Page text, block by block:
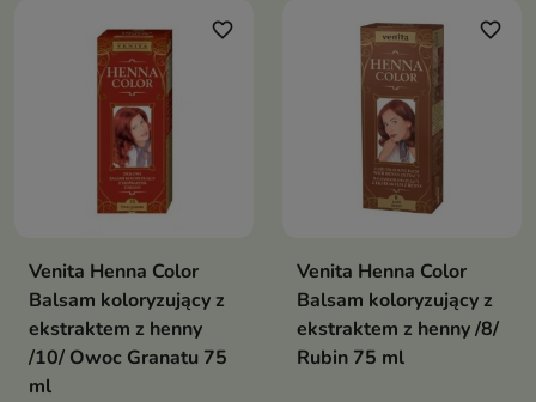
favorite_border
Venita Henna Color
Balsam koloryzujący z
ekstraktem z henny
/10/ Owoc Granatu 75
ml
favorite_border
Venita Henna Color
Balsam koloryzujący z
ekstraktem z henny /8/
Rubin 75 ml